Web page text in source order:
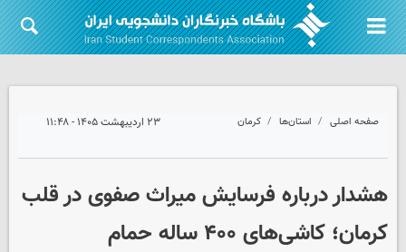
صفحه اصلی استان‌ها کرمان ۲۳ اردیبهشت ۱۴۰۵ - ۱۱:۴۸
هشدار درباره فرسایش میراث صفوی در قلب
کرمان؛ کاشی‌های ۴۰۰ ساله حمام